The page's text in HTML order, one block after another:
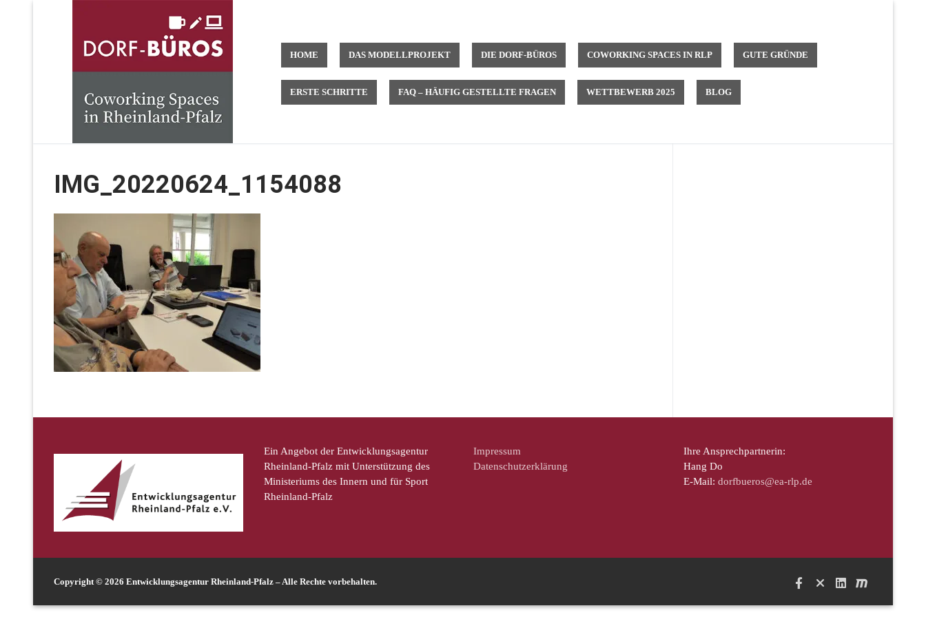
HOME DAS MODELLPROJEKT DIE DORF-BÜROS COWORKING SPACES IN RLP GUTE GRÜNDE
ERSTE SCHRITTE FAQ – HÄUFIG GESTELLTE FRAGEN WETTBEWERB 2025 BLOG
IMG_20220624_1154088
Ein Angebot der Entwicklungsagentur
Rheinland-Pfalz mit Unterstützung des
Ministeriums des Innern und für Sport
Rheinland-Pfalz
Impressum
Datenschutzerklärung
Ihre Ansprechpartnerin:
Hang Do
E-Mail: dorfbueros@ea-rlp.de
Copyright © 2026 Entwicklungsagentur Rheinland-Pfalz – Alle Rechte vorbehalten.